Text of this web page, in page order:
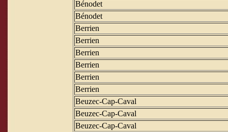
Bénodet
Bénodet
Berrien
Berrien
Berrien
Berrien
Berrien
Berrien
Beuzec-Cap-Caval
Beuzec-Cap-Caval
Beuzec-Cap-Caval